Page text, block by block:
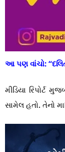
આ પણ વાંચો:
મીડિયા રિપોર્ટ
સામેલ હતો. તેનો